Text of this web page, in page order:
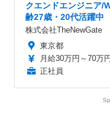
クエンドエンジニア/
齢27歳・20代活躍中
株式会社TheNewGate
東京都
月給30万円～70万円
正社員